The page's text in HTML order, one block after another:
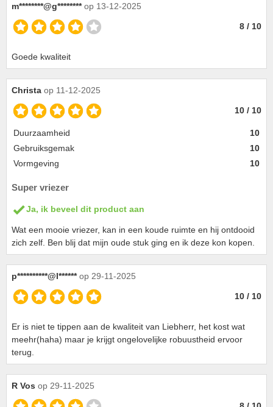
m********@g******** op 13-12-2025
8 / 10
Goede kwaliteit
Christa op 11-12-2025
10 / 10
Duurzaamheid
10
Gebruiksgemak
10
Vormgeving
10
Super vriezer
Ja, ik beveel dit product aan
Wat een mooie vriezer, kan in een koude ruimte en hij ontdooid
zich zelf. Ben blij dat mijn oude stuk ging en ik deze kon kopen.
p**********@l****** op 29-11-2025
10 / 10
Er is niet te tippen aan de kwaliteit van Liebherr, het kost wat
meehr(haha) maar je krijgt ongelovelijke robuustheid ervoor
terug.
R Vos op 29-11-2025